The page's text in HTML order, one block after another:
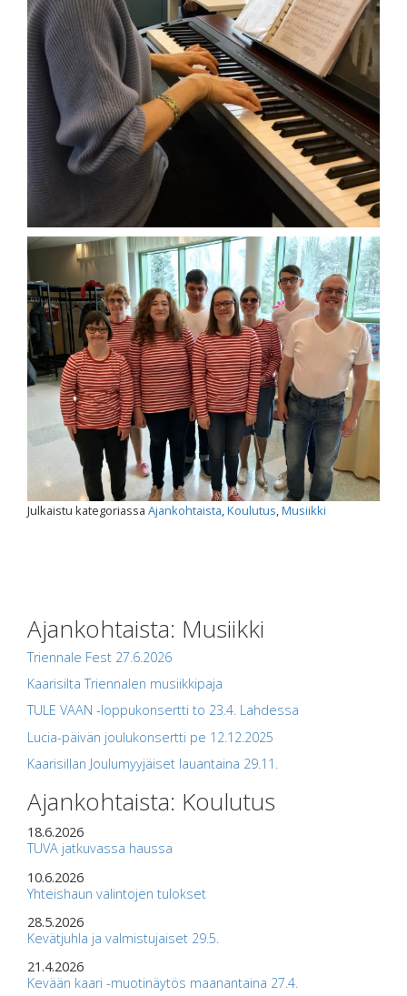
Julkaistu kategoriassa Ajankohtaista,Koulutus,Musiikki
Ajankohtaista: Musiikki
Triennale Fest 27.6.2026
Kaarisilta Triennalen musiikkipaja
TULE VAAN -loppukonsertti to 23.4. Lahdessa
Lucia-päivän joulukonsertti pe 12.12.2025
Kaarisillan Joulumyyjäiset lauantaina 29.11.
Ajankohtaista: Koulutus
18.6.2026
TUVA jatkuvassa haussa
10.6.2026
Yhteishaun valintojen tulokset
28.5.2026
Kevätjuhla ja valmistujaiset 29.5.
21.4.2026
Kevään kaari -muotinäytös maanantaina 27.4.